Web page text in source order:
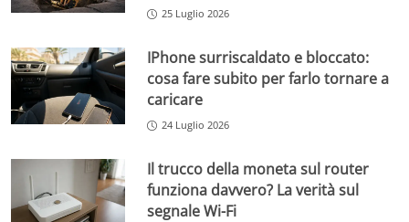
25 Luglio 2026
IPhone surriscaldato e bloccato:
cosa fare subito per farlo tornare a
caricare
24 Luglio 2026
Il trucco della moneta sul router
funziona davvero? La verità sul
segnale Wi-Fi